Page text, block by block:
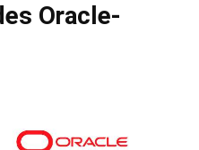
Oracle-